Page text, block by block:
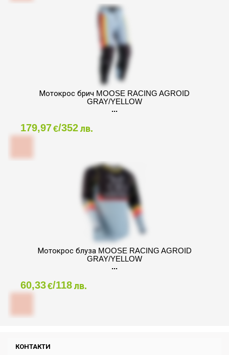
Мотокрос брич MOOSE RACING AGROID
GRAY/YELLOW
179,97€/352 лв.
Мотокрос блуза MOOSE RACING AGROID
GRAY/YELLOW
60,33€/118 лв.
КОНТАКТИ